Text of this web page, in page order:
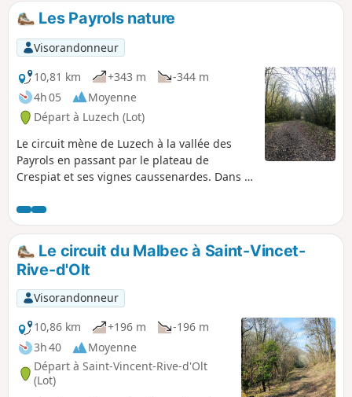
Les Payrols nature
Visorandonneur
10,81 km
+343 m
-344 m
4h 05
Moyenne
Départ à Luzech (Lot)
Le circuit mène de Luzech à la vallée des
Payrols en passant par le plateau de
Crespiat et ses vignes caussenardes. Dans la
curiosités géologiques qui méritent le
détour ! L’aller et le retour se font sur de jolis
sentiers qui offrent de beaux panoramas ou,
au contraire, de l’intimité et du calme.
Le circuit du Malbec à Saint-Vincet-
Rive-d'Olt
Visorandonneur
10,86 km
+196 m
-196 m
3h 40
Moyenne
Départ à Saint-Vincent-Rive-d'Olt
(Lot)